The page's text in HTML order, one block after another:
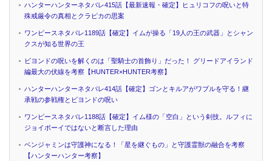
ハンターハンターネタバレ415話【最新速報・確定】ヒュリコフの呪いと特
殊戒厳令の真相とクラピカの思案
ワンピースネタバレ1189話【確定】イムが操る「19人の王の武器」とシャン
クスが知る世界の王
ビヨンドの呪いを解くのは「聖騎士の首飾り」だった！ グリードアイランド
編最大の伏線を考察【HUNTER×HUNTER考察】
ハンターハンターネタバレ414話【確定】ゴンとキルアがワブルを守る！継
承戦の参戦権とビヨンドの呪い
ワンピースネタバレ1188話【確定】イム様の「空白」という剣技。ルフィに
ジョイボーイではないと断言した理由
ベンジャミンは守護神になる！「星を継ぐもの」と守護霊獣の融合を考察
【ハンターハンター考察】